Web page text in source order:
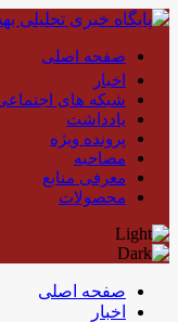
صفحه اصلی
اخبار
شبکه های
یادداشت
پرونده ویژه
مصاحبه
معرفی منابع
محصولات
صفحه اصلی
اخبار